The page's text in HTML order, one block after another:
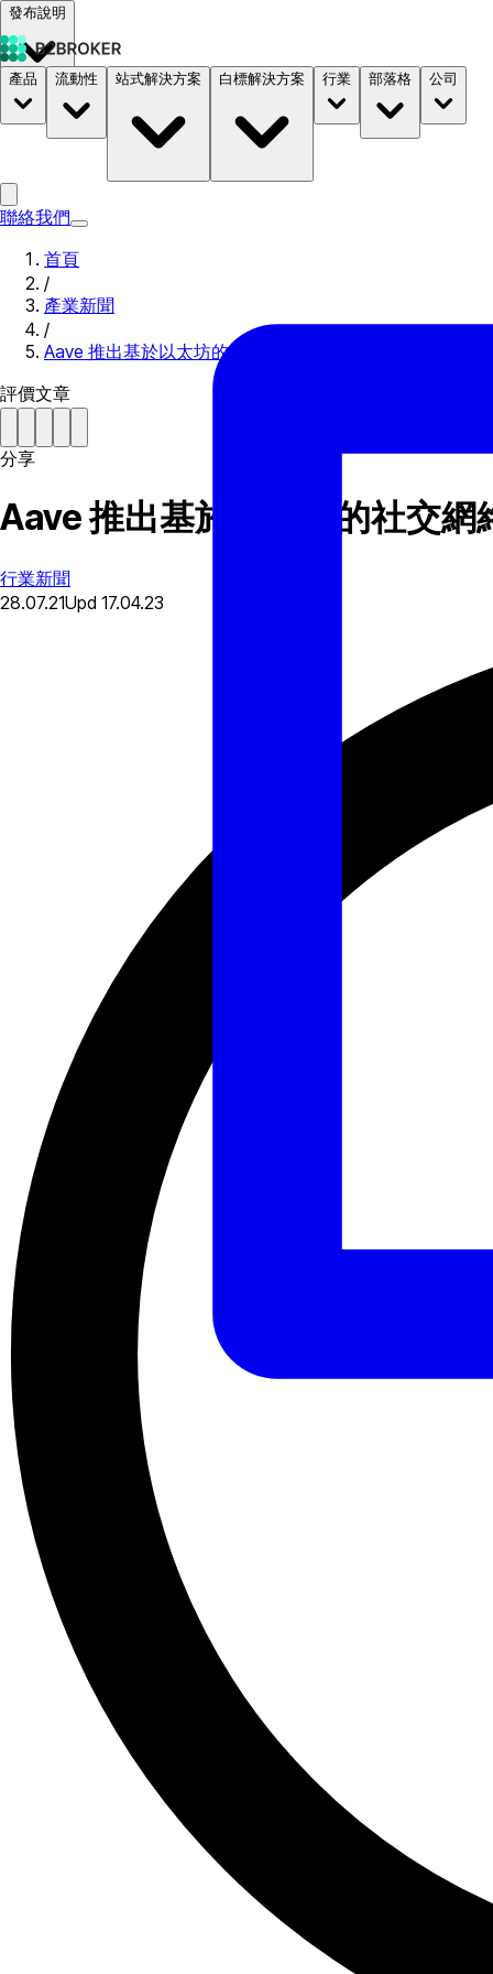
發布說明
文件 定價 B2STORE
產品 流動性 站式解決方案 白標解決方案 行業 部落格 公司
聯絡我們
首頁
/
產業新聞
/
Aave 推出基於以太坊的社交網絡
評價文章
分享
Aave 推出基於以太坊的社交網
行業新聞
28.07.21Upd 17.04.23